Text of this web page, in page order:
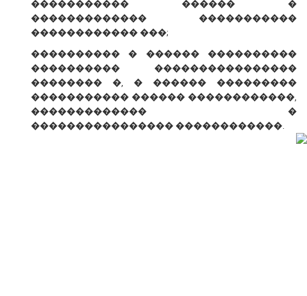
����������� ������ �
������������� �����������
������������ ���;
���������� � ������ ����������
���������� ����������������
�������� �, � ������ ���������
����������� ������ ������������,
������������� �
���������������� ������������.